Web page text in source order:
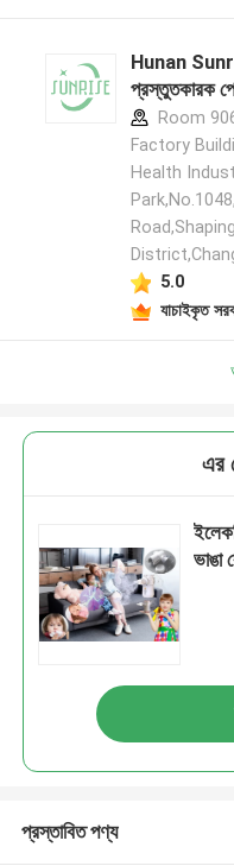
Hunan
প্রস্তুতকারক
Room
Factory
Health
5.0
যাচাইকৃত
এর
ভাঙা
প্রস্তাবিত পণ্য